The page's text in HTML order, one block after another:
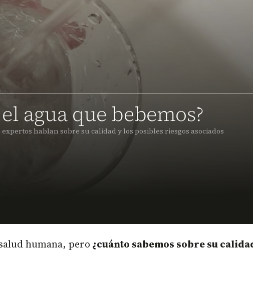
agua que bebemos?
hablan sobre su calidad y los posibles riesgos asociados
humana, pero ¿cuánto sabemos sobre su